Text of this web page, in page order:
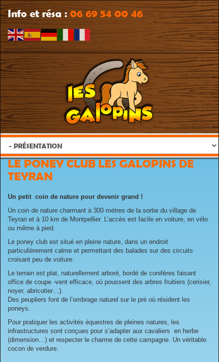
Info et résa : 06 69 54 00 46
LE PONEY CLUB LES GALOPINS DE
TEYRAN
Un petit coin de nature pour devenir grand !
Un coin de nature charmant à 300 mètres de la sortie du village de
Teyran et à 10 km de Montpellier. L’accès est facile en voiture, en vélo
ou même à pied.
Le poney club est situé en pleine nature, dans un endroit
particulièrement calme et permettant des balades sur des circuits
croisant peu de voiture.
Le terrain est plat, naturellement arboré, bordé de conifères faisant
office de coupe -vent efficace, où poussent des arbres fruitiers (cerisier,
noyer, abricotier…).
Des peupliers font de l’ombrage naturel sur le pré où résident les
poneys.
Pour pratiquer les activités équestres de pleines natures, les
infrastructures sont conçues pour s’adapter aux cavaliers en herbe
(dimension…) et respecter le charme de cette campagne. Un véritable
cocon de verdure.